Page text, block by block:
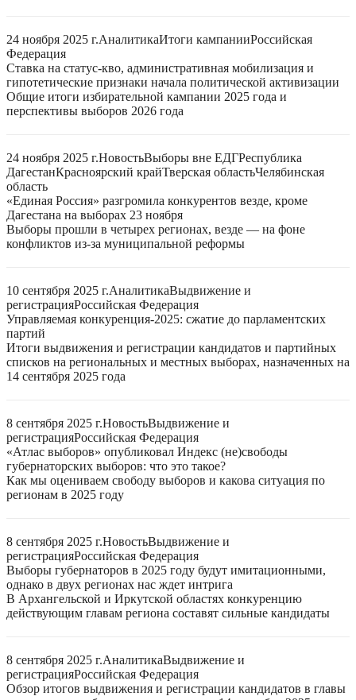
24 ноября 2025 г.АналитикаИтоги кампанииРоссийская
Федерация
Ставка на статус-кво, административная мобилизация и
гипотетические признаки начала политической активизации
Общие итоги избирательной кампании 2025 года и
перспективы выборов 2026 года
24 ноября 2025 г.НовостьВыборы вне ЕДГРеспублика
ДагестанКрасноярский крайТверская областьЧелябинская
область
«Единая Россия» разгромила конкурентов везде, кроме
Дагестана на выборах 23 ноября
Выборы прошли в четырех регионах, везде — на фоне
конфликтов из-за муниципальной реформы
10 сентября 2025 г.АналитикаВыдвижение и
регистрацияРоссийская Федерация
Управляемая конкуренция-2025: сжатие до парламентских
партий
Итоги выдвижения и регистрации кандидатов и партийных
списков на региональных и местных выборах, назначенных на
14 сентября 2025 года
8 сентября 2025 г.НовостьВыдвижение и
регистрацияРоссийская Федерация
«Атлас выборов» опубликовал Индекс (не)свободы
губернаторских выборов: что это такое?
Как мы оцениваем свободу выборов и какова ситуация по
регионам в 2025 году
8 сентября 2025 г.НовостьВыдвижение и
регистрацияРоссийская Федерация
Выборы губернаторов в 2025 году будут имитационными,
однако в двух регионах нас ждет интрига
В Архангельской и Иркутской областях конкуренцию
действующим главам региона составят сильные кандидаты
8 сентября 2025 г.АналитикаВыдвижение и
регистрацияРоссийская Федерация
Обзор итогов выдвижения и регистрации кандидатов в главы